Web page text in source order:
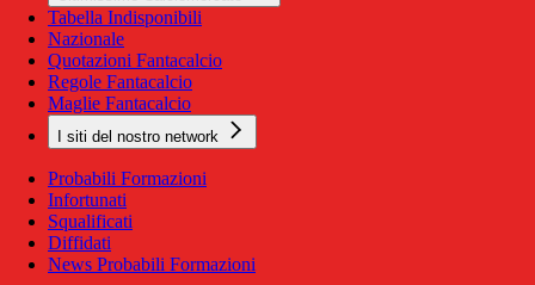
Tabella Indisponibili
Nazionale
Quotazioni Fantacalcio
Regole Fantacalcio
Maglie Fantacalcio
I siti del nostro network
Probabili Formazioni
Infortunati
Squalificati
Diffidati
News Probabili Formazioni